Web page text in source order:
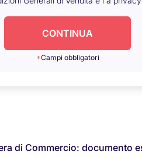
CONTINUA
*Campi obbligatori
di Commercio: documento